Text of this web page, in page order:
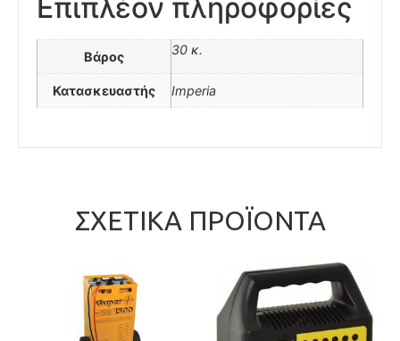
Επιπλέον πληροφορίες
Βάρος 30 κ.
Κατασκευαστής Imperia
ΣΧΕΤΙΚΆ ΠΡΟΪΌΝΤΑ